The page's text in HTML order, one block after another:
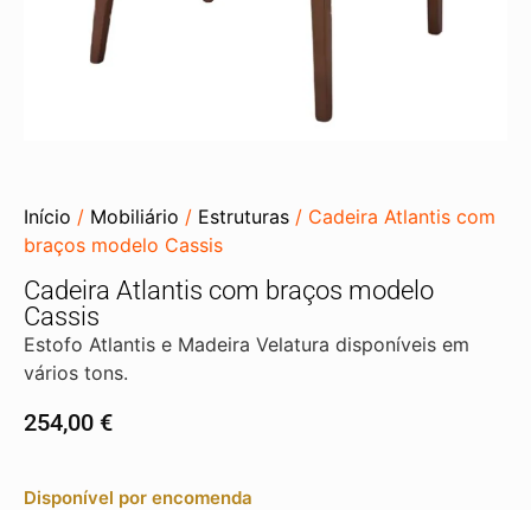
Início / Mobiliário / Estruturas / Cadeira Atlantis com
braços modelo Cassis
Cadeira Atlantis com braços modelo
Cassis
Estofo Atlantis e Madeira Velatura disponíveis em
vários tons.
254,00 €
Disponível por encomenda